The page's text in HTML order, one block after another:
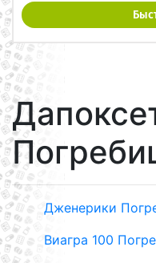
Дженерики
Виагра 100